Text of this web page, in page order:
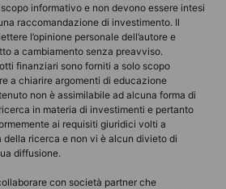
informativo e non devono essere intesi
raccomandazione di investimento. Il
l’opinione personale dell’autore e
a cambiamento senza preavviso.
finanziari sono forniti a solo scopo
a chiarire argomenti di educazione
non è assimilabile ad alcuna forma di
in materia di investimenti e pertanto
ai requisiti giuridici volti a
della ricerca e non vi è alcun divieto di
diffusione.
con società partner che